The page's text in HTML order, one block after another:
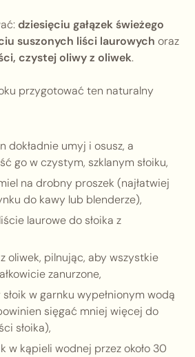
dziesięciu gałązek świeżego
suszonych liści laurowych oraz
czystej oliwy z oliwek.
przygotować ten naturalny
dokładnie umyj i osusz, a
go w czystym, szklanym słoiku,
na drobny proszek (najłatwiej
do kawy lub blenderze),
laurowe do słoika z
oliwek, pilnując, aby wszystkie
zanurzone,
w garnku wypełnionym wodą
sięgać mniej więcej do
słoika),
w kąpieli wodnej przez około 30